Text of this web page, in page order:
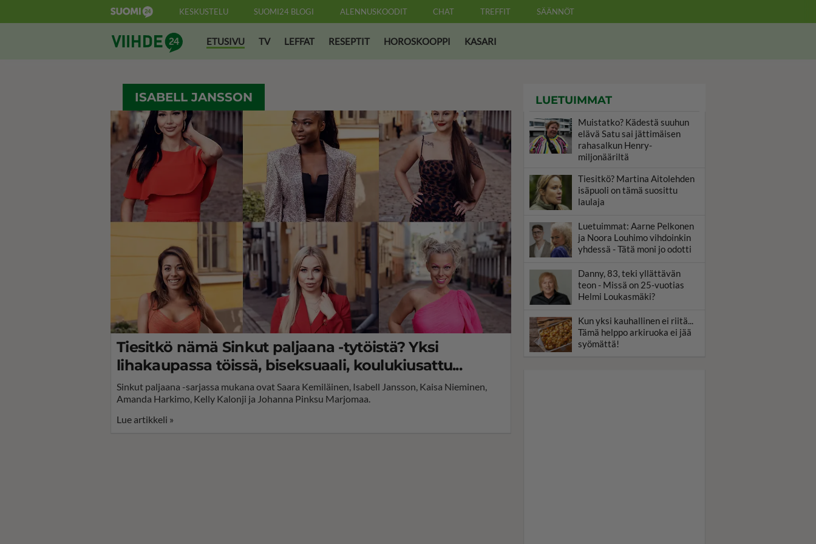
KESKUSTELU SUOMI24 BLOGI ALENNUSKOODIT CHAT TREFFIT SÄÄNNÖT
Suomi24 ViihdeETUSIVU TV LEFFAT RESEPTIT HOROSKOOPPI KASARI
ISABELL JANSSON
Tiesitkö nämä Sinkut paljaana -tytöistä? Yksi
lihakaupassa töissä, biseksuaali, koulukiusattu...
Sinkut paljaana -sarjassa mukana ovat Saara Kemiläinen, Isabell Jansson, Kaisa Nieminen,
Amanda Harkimo, Kelly Kalonji ja Johanna Pinksu Marjomaa.
Lue artikkeli »
LUETUIMMAT
Muistatko? Kädestä suuhun
elävä Satu sai jättimäisen
rahasalkun Henry-
miljonääriltä
Tiesitkö? Martina Aitolehden
isäpuoli on tämä suosittu
laulaja
Luetuimmat: Aarne Pelkonen
ja Noora Louhimo vihdoinkin
yhdessä - Tätä moni jo odotti
Danny, 83, teki yllättävän
teon - Missä on 25-vuotias
Helmi Loukasmäki?
Kun yksi kauhallinen ei riitä...
Tämä helppo arkiruoka ei jää
syömättä!